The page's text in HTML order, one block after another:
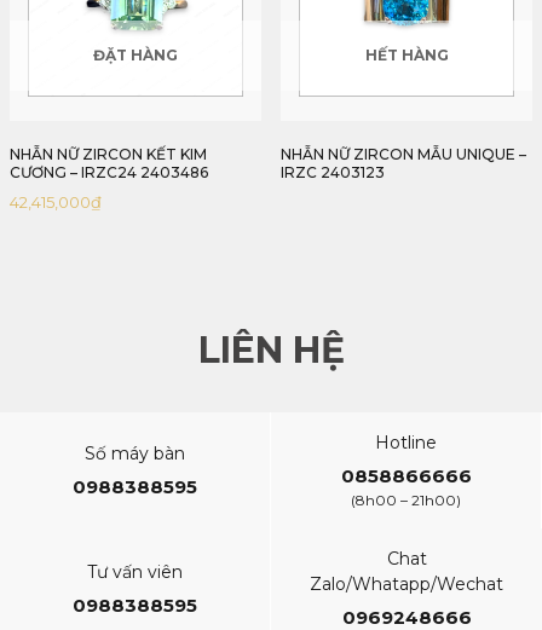
ĐẶT HÀNG
NHẪN NỮ ZIRCON KẾT KIM
CƯƠNG – IRZC24 2403486
42,415,000₫
HẾT HÀNG
NHẪN NỮ ZIRCON MẪU UNIQUE –
IRZC 2403123
LIÊN HỆ
Số máy bàn
0988388595
Hotline
0858866666
(8h00 – 21h00)
Tư vấn viên
0988388595
Chat
Zalo/Whatapp/Wechat
0969248666